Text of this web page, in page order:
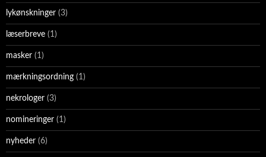
lykønskninger (3)
læserbreve (1)
masker (1)
mærkningsordning (1)
nekrologer (3)
nomineringer (1)
nyheder (6)